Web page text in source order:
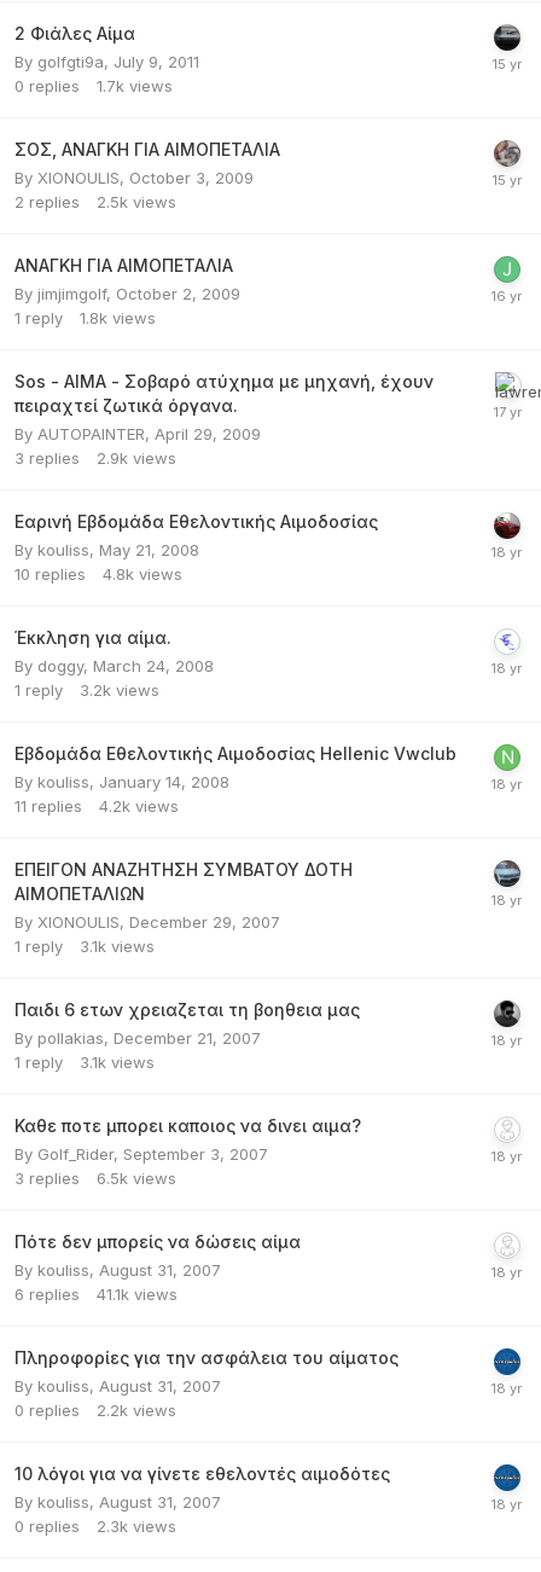
2 Φιάλες Αίμα
By golfgti9a, July 9, 2011
0 replies 1.7k views
ΣΟΣ, ΑΝΑΓΚΗ ΓΙΑ ΑΙΜΟΠΕΤΑΛΙΑ
By XIONOULIS, October 3, 2009
2 replies 2.5k views
ΑΝΑΓΚΗ ΓΙΑ ΑΙΜΟΠΕΤΑΛΙΑ
By jimjimgolf, October 2, 2009
1 reply 1.8k views
Sos - ΑΙΜΑ - Σοβαρό ατύχημα με μηχανή, έχουν
πειραχτεί ζωτικά όργανα.
By AUTOPAINTER, April 29, 2009
3 replies 2.9k views
Εαρινή Εβδομάδα Εθελοντικής Αιμοδοσίας
By kouliss, May 21, 2008
10 replies 4.8k views
Έκκληση για αίμα.
By doggy, March 24, 2008
1 reply 3.2k views
Εβδομάδα Εθελοντικής Αιμοδοσίας Hellenic Vwclub
By kouliss, January 14, 2008
11 replies 4.2k views
ΕΠΕΙΓΟΝ ΑΝΑΖΗΤΗΣΗ ΣΥΜΒΑΤΟΥ ΔΟΤΗ
ΑΙΜΟΠΕΤΑΛΙΩΝ
By XIONOULIS, December 29, 2007
1 reply 3.1k views
Παιδι 6 ετων χρειαζεται τη βοηθεια μας
By pollakias, December 21, 2007
1 reply 3.1k views
Καθε ποτε μπορει καποιος να δινει αιμα?
By Golf_Rider, September 3, 2007
3 replies 6.5k views
Πότε δεν μπορείς να δώσεις αίμα
By kouliss, August 31, 2007
6 replies 41.1k views
Πληροφορίες για την ασφάλεια του αίματος
By kouliss, August 31, 2007
0 replies 2.2k views
10 λόγοι για να γίνετε εθελοντές αιμοδότες
By kouliss, August 31, 2007
0 replies 2.3k views